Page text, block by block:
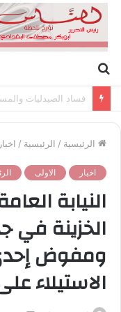
عن
فساد الصيدليات
الرئيسية / الرئيسية / اخبار
اخبار الاولى
النيابة
الخزينة في
ومفوض
الاستيلاء